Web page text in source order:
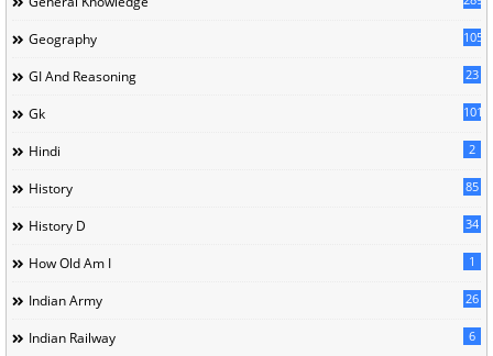
Geography 105
GI And Reasoning 23
Gk 101
Hindi 2
History 85
History D 34
How Old Am I 1
Indian Army 26
Indian Railway 6